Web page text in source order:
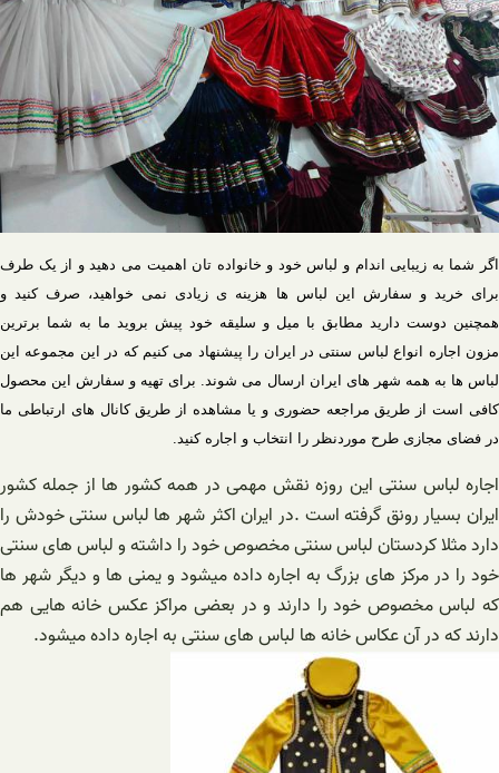
اگر شما به زیبایی اندام و لباس خود و خانواده تان اهمیت می دهید و از یک طرف
برای خرید و سفارش این لباس ها هزینه ی زیادی نمی خواهید، صرف کنید و
همچنین دوست دارید مطابق با میل و سلیقه خود پیش بروید ما به شما برترین
مزون اجاره انواع لباس سنتی در ایران را پیشنهاد می کنیم که در این مجموعه این
لباس ها به همه شهر های ایران ارسال می شوند. برای تهیه و سفارش این محصول
کافی است از طریق مراجعه حضوری و یا مشاهده از طریق کانال های ارتباطی ما
در فضای مجازی طرح موردنظر را انتخاب و اجاره کنید
اجاره لباس سنتی این روزه نقش مهمی در همه کشور ها از جمله کشور
ایران بسیار رونق گرفته است .در ایران اکثر شهر ها لباس سنتی خودش را
دارد مثلا کردستان لباس سنتی مخصوص خود را داشته و لباس های سنتی
خود را در مرکز های بزرگ به اجاره داده میشود و یمنی ها و دیگر شهر ها
که لباس مخصوص خود را دارند و در بعضی مراکز عکس خانه هایی هم
دارند که در آن عکاس خانه ها لباس های سنتی به اجاره داده میشود.